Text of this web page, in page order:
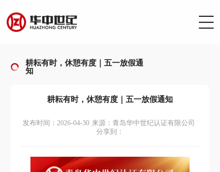
耕耘有时，休憩有度｜五一放假通
知
耕耘有时，休憩有度｜五一放假通知
发布时间：2026-04-30 来源：青岛华中世纪认证有限公司
分享到：